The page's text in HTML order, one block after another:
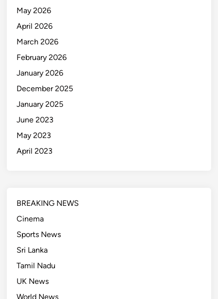
May 2026
April 2026
March 2026
February 2026
January 2026
December 2025
January 2025
June 2023
May 2023
April 2023
BREAKING NEWS
Cinema
Sports News
Sri Lanka
Tamil Nadu
UK News
World News